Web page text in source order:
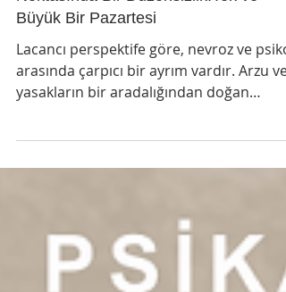
Hayat Duygusunun En Mahrem Eklem
Noktasında Bir Düzensizlik:Tek ve
Büyük Bir Pazartesi
Lacancı perspektife göre, nevroz ve
yasakların bir aradalığından doğan